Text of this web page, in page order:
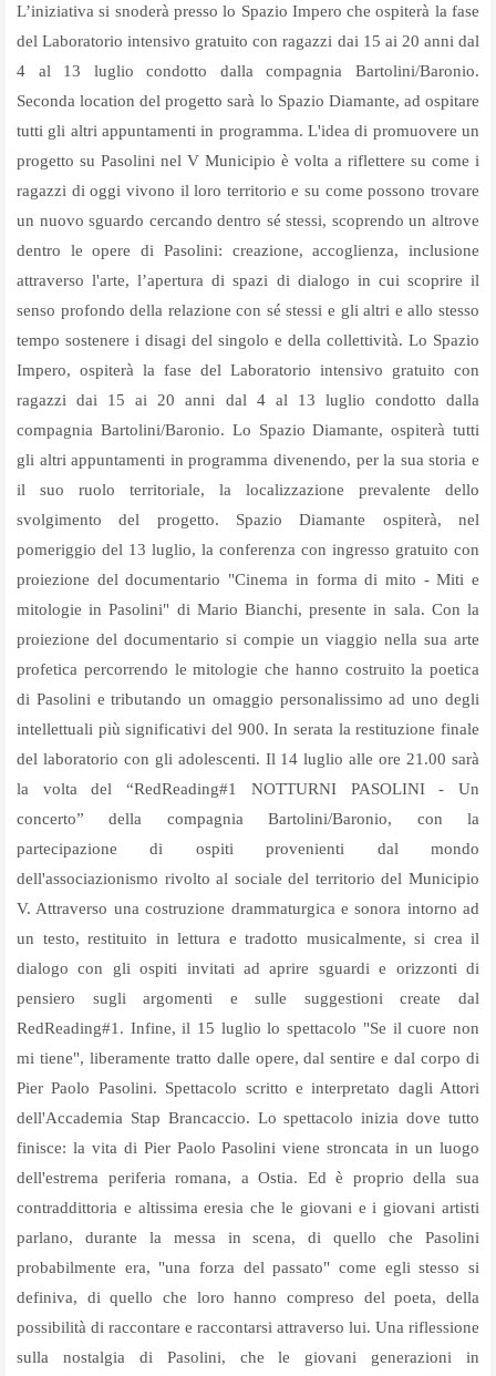
L’iniziativa si snoderà presso lo Spazio Impero che ospiterà la fase
del Laboratorio intensivo gratuito con ragazzi dai 15 ai 20 anni dal
4 al 13 luglio condotto dalla compagnia Bartolini/Baronio.
Seconda location del progetto sarà lo Spazio Diamante, ad ospitare
tutti gli altri appuntamenti in programma. L'idea di promuovere un
progetto su Pasolini nel V Municipio è volta a riflettere su come i
ragazzi di oggi vivono il loro territorio e su come possono trovare
un nuovo sguardo cercando dentro sé stessi, scoprendo un altrove
dentro le opere di Pasolini: creazione, accoglienza, inclusione
attraverso l'arte, l’apertura di spazi di dialogo in cui scoprire il
senso profondo della relazione con sé stessi e gli altri e allo stesso
tempo sostenere i disagi del singolo e della collettività. Lo Spazio
Impero, ospiterà la fase del Laboratorio intensivo gratuito con
ragazzi dai 15 ai 20 anni dal 4 al 13 luglio condotto dalla
compagnia Bartolini/Baronio. Lo Spazio Diamante, ospiterà tutti
gli altri appuntamenti in programma divenendo, per la sua storia e
il suo ruolo territoriale, la localizzazione prevalente dello
svolgimento del progetto. Spazio Diamante ospiterà, nel
pomeriggio del 13 luglio, la conferenza con ingresso gratuito con
proiezione del documentario "Cinema in forma di mito - Miti e
mitologie in Pasolini" di Mario Bianchi, presente in sala. Con la
proiezione del documentario si compie un viaggio nella sua arte
profetica percorrendo le mitologie che hanno costruito la poetica
di Pasolini e tributando un omaggio personalissimo ad uno degli
intellettuali più significativi del 900. In serata la restituzione finale
del laboratorio con gli adolescenti. Il 14 luglio alle ore 21.00 sarà
la volta del “RedReading#1 NOTTURNI PASOLINI - Un
concerto” della compagnia Bartolini/Baronio, con la
partecipazione di ospiti provenienti dal mondo
dell'associazionismo rivolto al sociale del territorio del Municipio
V. Attraverso una costruzione drammaturgica e sonora intorno ad
un testo, restituito in lettura e tradotto musicalmente, si crea il
dialogo con gli ospiti invitati ad aprire sguardi e orizzonti di
pensiero sugli argomenti e sulle suggestioni create dal
RedReading#1. Infine, il 15 luglio lo spettacolo "Se il cuore non
mi tiene", liberamente tratto dalle opere, dal sentire e dal corpo di
Pier Paolo Pasolini. Spettacolo scritto e interpretato dagli Attori
dell'Accademia Stap Brancaccio. Lo spettacolo inizia dove tutto
finisce: la vita di Pier Paolo Pasolini viene stroncata in un luogo
dell'estrema periferia romana, a Ostia. Ed è proprio della sua
contraddittoria e altissima eresia che le giovani e i giovani artisti
parlano, durante la messa in scena, di quello che Pasolini
probabilmente era, "una forza del passato" come egli stesso si
definiva, di quello che loro hanno compreso del poeta, della
possibilità di raccontare e raccontarsi attraverso lui. Una riflessione
sulla nostalgia di Pasolini, che le giovani generazioni in